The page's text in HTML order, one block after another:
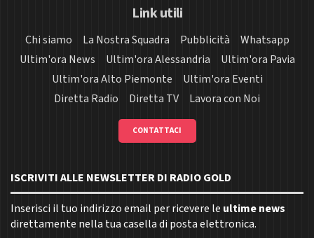
Link utili
Chi siamo La Nostra Squadra Pubblicità
Whatsapp
Ultim'ora News
Ultim'ora Alessandria
Ultim'ora Pavia
Ultim'ora Alto Piemonte
Ultim'ora Eventi
Diretta Radio
Diretta TV Lavora con Noi
CONTATTACI
ISCRIVITI ALLE NEWSLETTER DI RADIO GOLD
Inserisci il tuo indirizzo email per ricevere le ultime news
direttamente nella tua casella di posta elettronica.